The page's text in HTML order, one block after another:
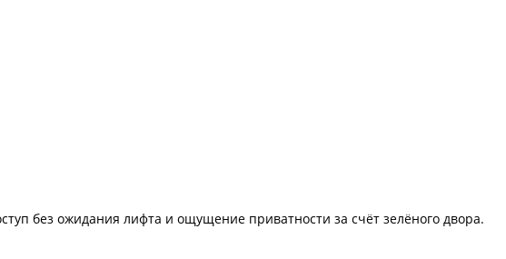
без ожидания лифта и ощущение приватности за счёт зелёного двора.